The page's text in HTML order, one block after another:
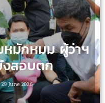
มักหมม ผู้ว่าฯ
สอบตก
29 June 2026